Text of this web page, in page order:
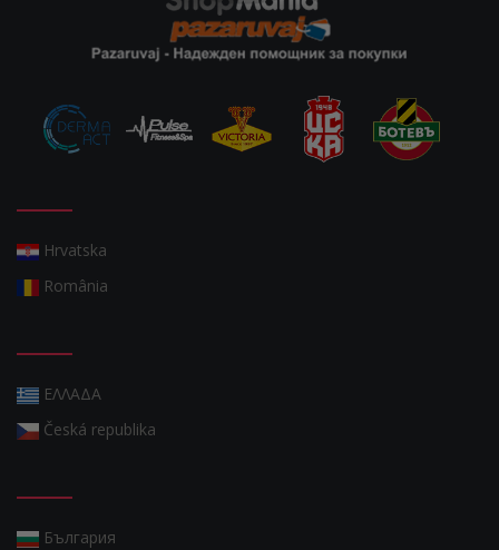
Hrvatska
România
ΕΛΛΑΔΑ
Česká republika
България